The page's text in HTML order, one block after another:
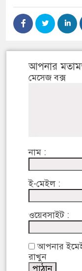
আপনার
মেসেজ বক্স
নাম :
ই-মেইল :
ওয়েবসাইট :
আপনার
রাখুন